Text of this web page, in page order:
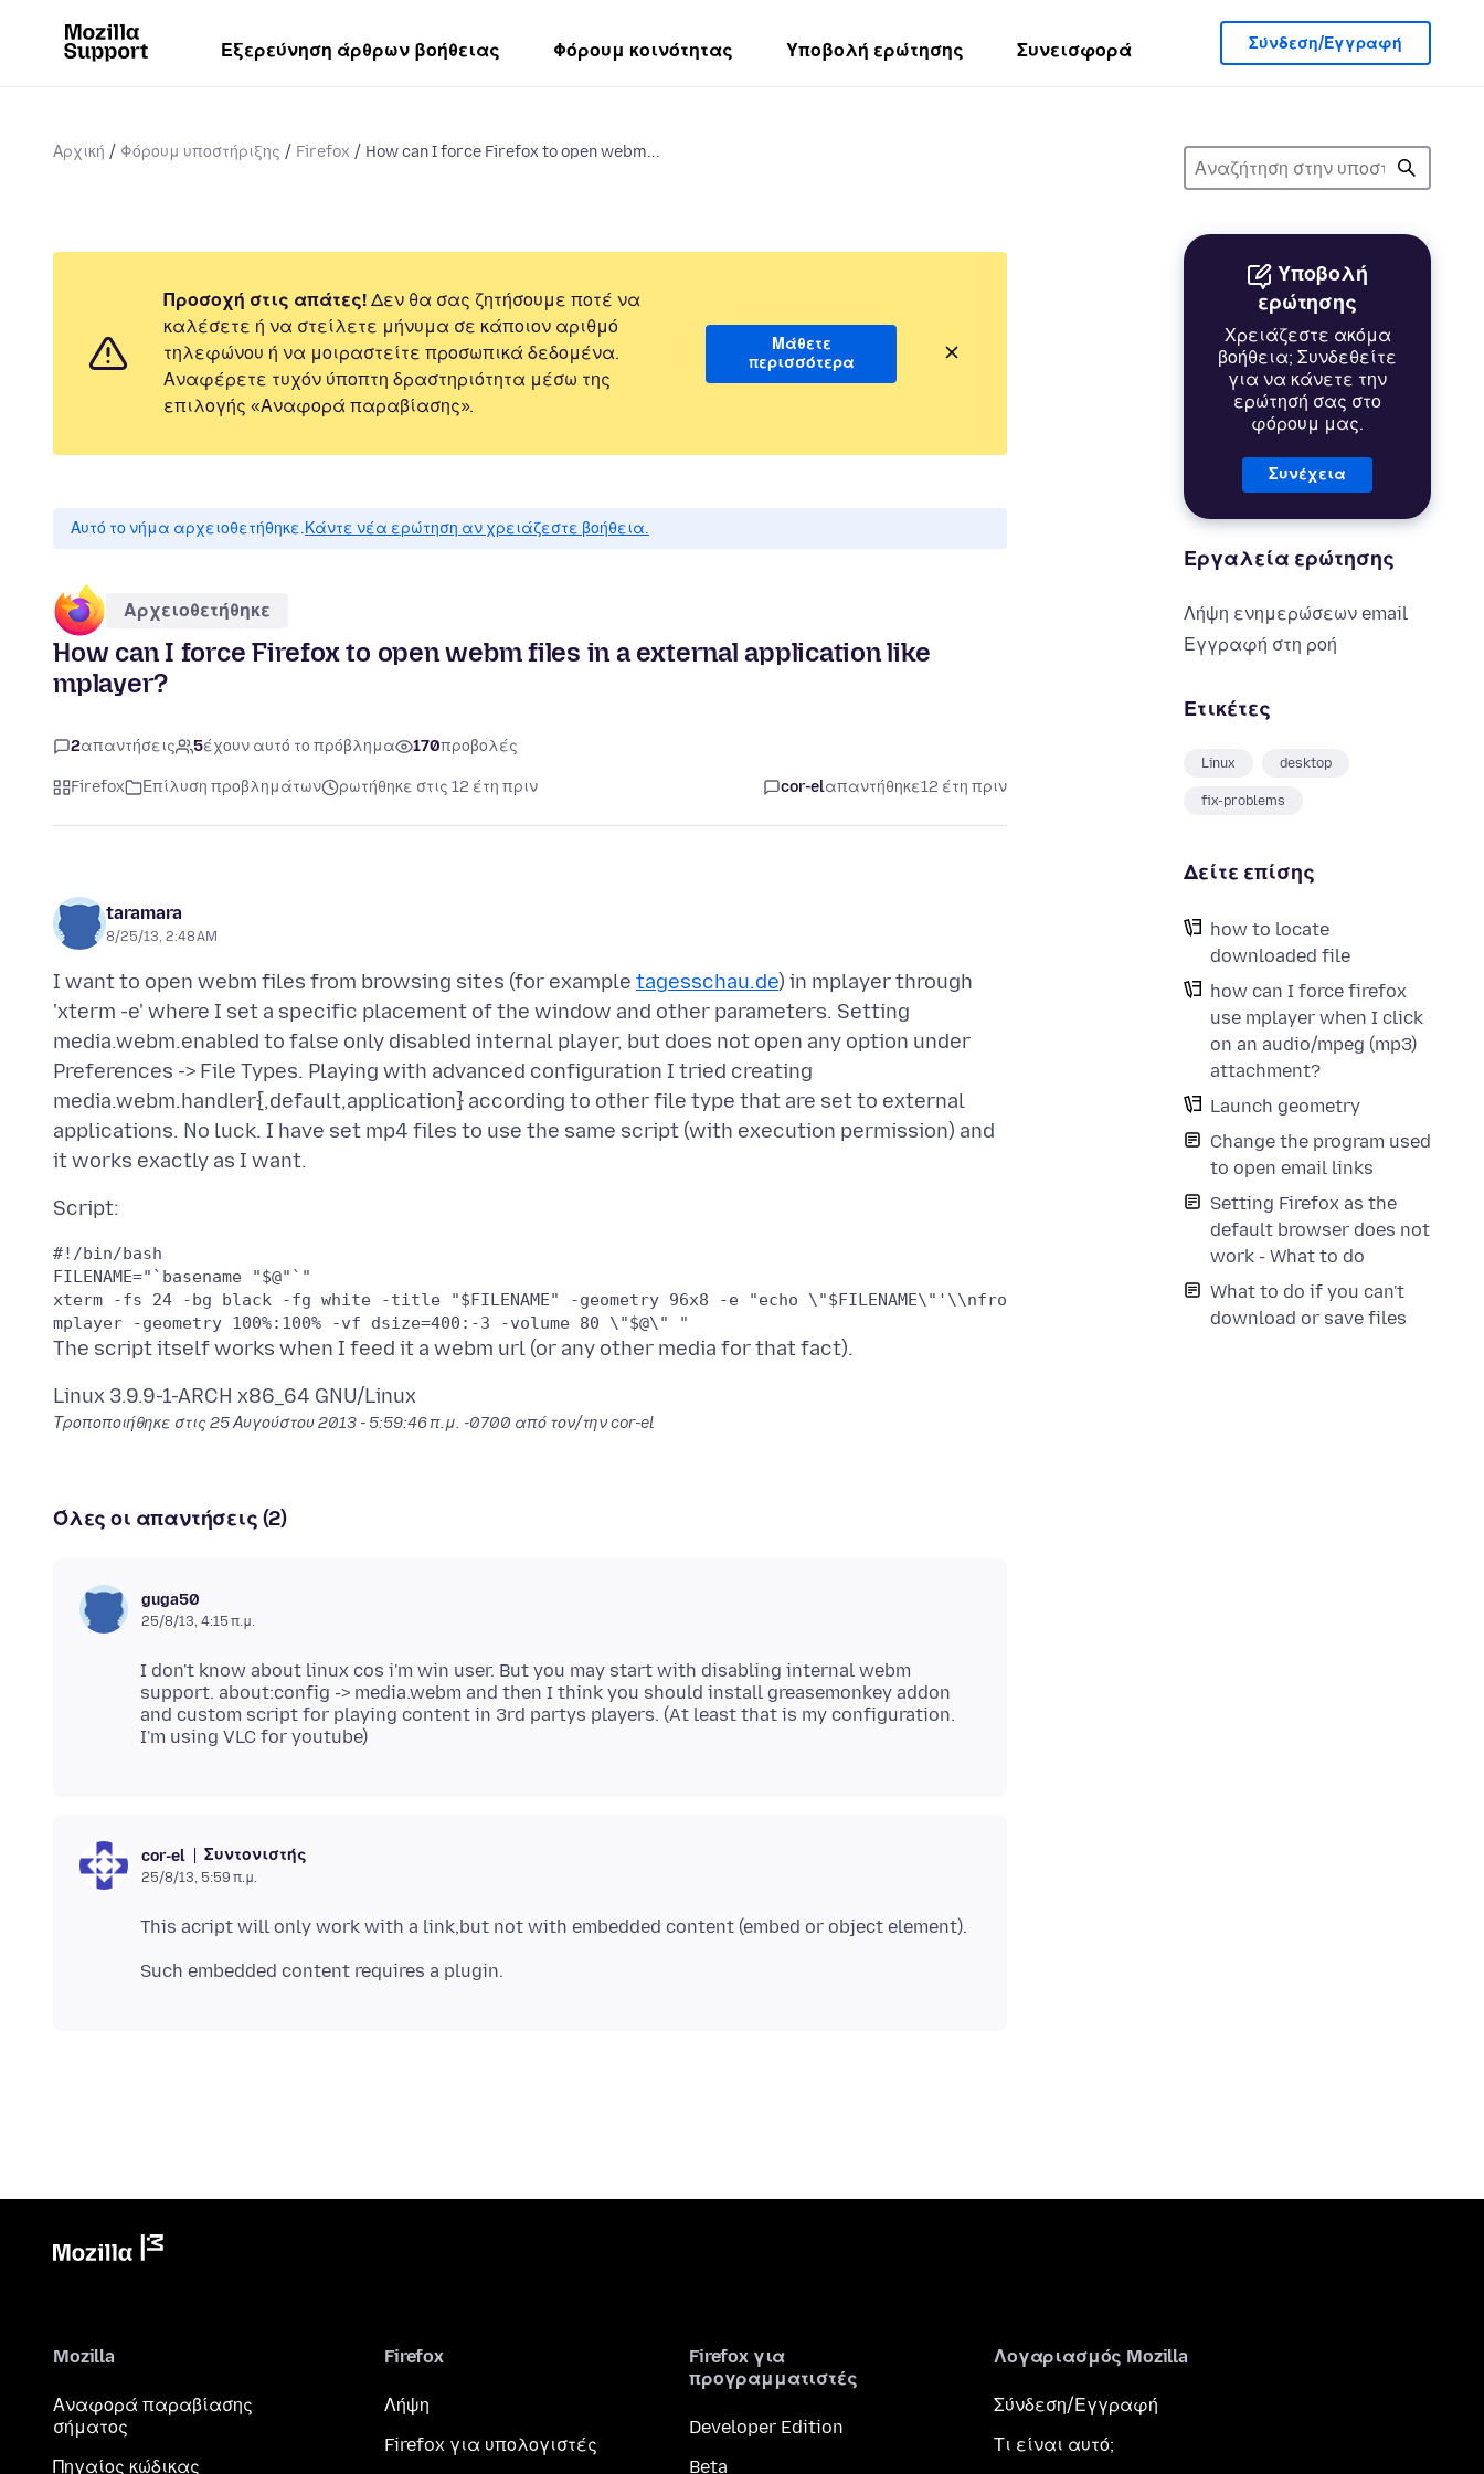
Εξερεύνηση άρθρων βοήθειας Φόρουμ κοινότητας Υποβολή ερώτησης Συνεισφορά Σύνδεση/Εγγραφή
Αρχική Φόρουμ υποστήριξης Firefox How can I force Firefox to open webm...
Υποβολή
ερώτησης
Χρειάζεστε ακόμα
βοήθεια; Συνδεθείτε
για να κάνετε την
ερώτησή σας στο
φόρουμ μας.
Συνέχεια
Εργαλεία ερώτησης
Λήψη ενημερώσεων email
Εγγραφή στη ροή
Ετικέτες
Linux desktop
fix-problems
Δείτε επίσης
how to locate
downloaded file
how can I force firefox
use mplayer when I click
on an audio/mpeg (mp3)
attachment?
Launch geometry
Change the program used
to open email links
Setting Firefox as the
default browser does not
work - What to do
What to do if you can't
download or save files
Προσοχή στις απάτες! Δεν θα σας ζητήσουμε ποτέ να
καλέσετε ή να στείλετε μήνυμα σε κάποιον αριθμό
τηλεφώνου ή να μοιραστείτε προσωπικά δεδομένα.
Αναφέρετε τυχόν ύποπτη δραστηριότητα μέσω της
επιλογής «Αναφορά παραβίασης».
Μάθετε
περισσότερα
Αυτό το νήμα αρχειοθετήθηκε.Κάντε νέα ερώτηση αν χρειάζεστε βοήθεια.
Αρχειοθετήθηκε
How can I force Firefox to open webm files in a external application like
mplayer?
2απαντήσεις 5έχουν αυτό το πρόβλημα 170προβολές
Firefox Επίλυση προβλημάτων ρωτήθηκε στις 12 έτη πριν cor-elαπαντήθηκε12 έτη πριν
taramara
8/25/13, 2:48 AM
I want to open webm files from browsing sites (for example tagesschau.de) in mplayer through
'xterm -e' where I set a specific placement of the window and other parameters. Setting
media.webm.enabled to false only disabled internal player, but does not open any option under
Preferences -> File Types. Playing with advanced configuration I tried creating
media.webm.handler{,default,application} according to other file type that are set to external
applications. No luck. I have set mp4 files to use the same script (with execution permission) and
#!/bin/bash
FILENAME="`basename "$@"`"
xterm -fs 24 -bg black -fg white -title "$FILENAME" -geometry 96x8 -e "echo \"$FILENAME\"'\\nfrom\\n'\"$@\" && \
mplayer -geometry 100%:100% -vf dsize=400:-3 -volume 80 \"$@\" "
Τροποποιήθηκε στις 25 Αυγούστου 2013 - 5:59:46 π.μ. -0700 από τον/την cor-el
Όλες οι απαντήσεις (2)
guga50
25/8/13, 4:15 π.μ.
I don't know about linux cos i'm win user. But you may start with disabling internal webm
support. about:config -> media.webm and then I think you should install greasemonkey addon
and custom script for playing content in 3rd partys players. (At least that is my configuration.
cor-el Συντονιστής
25/8/13, 5:59 π.μ.
This acript will only work with a link,but not with embedded content (embed or object element).
Mozilla
Αναφορά παραβίασης
σήματος
Πηγαίος κώδικας
Firefox
Λήψη
Firefox για υπολογιστές
Firefox για
προγραμματιστές
Developer Edition
Beta
Λογαριασμός Mozilla
Σύνδεση/Εγγραφή
Τι είναι αυτό;